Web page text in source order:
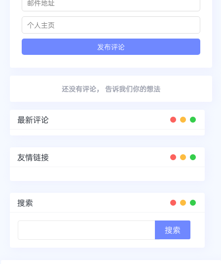
还没有评论， 告诉我们你的想法
最新评论
友情链接
搜索